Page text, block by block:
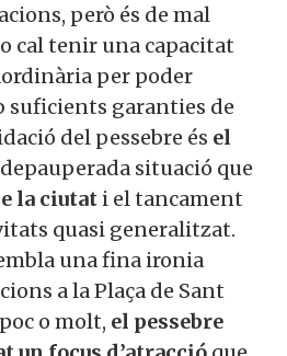
però és de mal
cal tenir una capacitat
per poder
suficients garanties de
del pessebre és el
situació que
la ciutat i el tancament
quasi generalitzat.
una fina ironia
a la Plaça de Sant
o molt, el pessebre